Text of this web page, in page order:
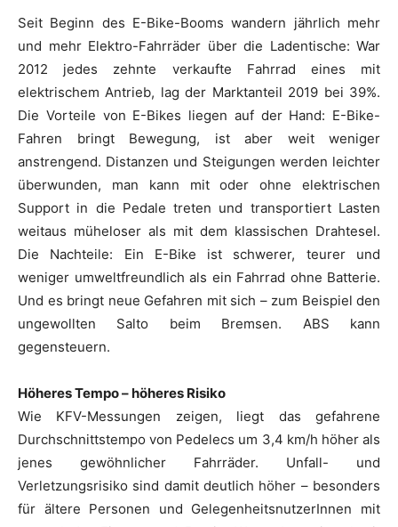
Seit Beginn des E-Bike-Booms wandern jährlich mehr
und mehr Elektro-Fahrräder über die Ladentische: War
2012 jedes zehnte verkaufte Fahrrad eines mit
elektrischem Antrieb, lag der Marktanteil 2019 bei 39%.
Die Vorteile von E-Bikes liegen auf der Hand: E-Bike-
Fahren bringt Bewegung, ist aber weit weniger
anstrengend. Distanzen und Steigungen werden leichter
überwunden, man kann mit oder ohne elektrischen
Support in die Pedale treten und transportiert Lasten
weitaus müheloser als mit dem klassischen Drahtesel.
Die Nachteile: Ein E-Bike ist schwerer, teurer und
weniger umweltfreundlich als ein Fahrrad ohne Batterie.
Und es bringt neue Gefahren mit sich – zum Beispiel den
ungewollten Salto beim Bremsen. ABS kann
gegensteuern.
Höheres Tempo – höheres Risiko
Wie KFV-Messungen zeigen, liegt das gefahrene
Durchschnittstempo von Pedelecs um 3,4 km/h höher als
jenes gewöhnlicher Fahrräder. Unfall- und
Verletzungsrisiko sind damit deutlich höher – besonders
für ältere Personen und GelegenheitsnutzerInnen mit